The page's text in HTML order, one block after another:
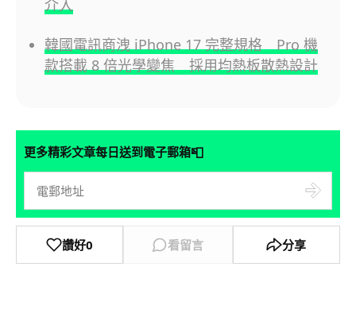
介入
韓國電訊商洩 iPhone 17 完整規格 Pro 機
款搭載 8 倍光學變焦 採用均熱板散熱設計
更多精彩文章每日送到電子郵箱📮
讚好0 看留言 分享